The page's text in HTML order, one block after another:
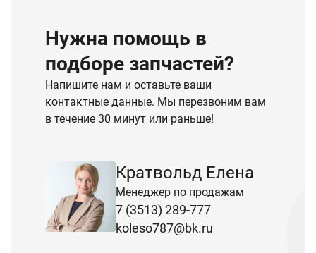
Нужна помощь в
подборе запчастей?
Напишите нам и оставьте ваши
контактные данные. Мы перезвоним вам
в течение 30 минут или раньше!
Кратвольд Елена
Менеджер по продажам
7 (3513) 289-777
koleso787@bk.ru